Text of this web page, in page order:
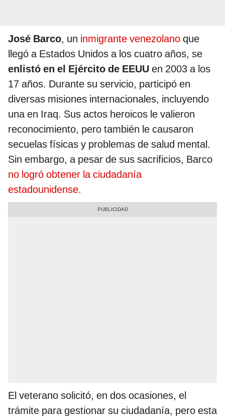
José Barco, un inmigrante venezolano que
llegó a Estados Unidos a los cuatro años, se
enlistó en el Ejército de EEUU en 2003 a los
17 años. Durante su servicio, participó en
diversas misiones internacionales, incluyendo
una en Iraq. Sus actos heroicos le valieron
reconocimiento, pero también le causaron
secuelas físicas y problemas de salud mental.
Sin embargo, a pesar de sus sacrificios, Barco
no logró obtener la ciudadanía
estadounidense.
El veterano solicitó, en dos ocasiones, el
trámite para gestionar su ciudadanía, pero esta